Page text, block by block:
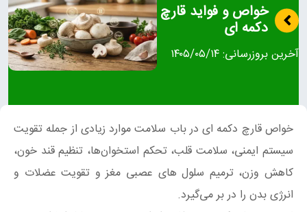
خواص و فواید قارچ
دکمه ای
آخرین بروزرسانی:۱۴۰۵/۰۵/۱۴
خواص قارچ دکمه ای در باب سلامت موارد زیادی از جمله تقویت
سیستم ایمنی، سلامت قلب، تحکم استخوان‌ها، تنظیم قند خون،
کاهش وزن، ترمیم سلول های عصبی مغز و تقویت عضلات و
انرژی بدن را در بر می‌گیرد.